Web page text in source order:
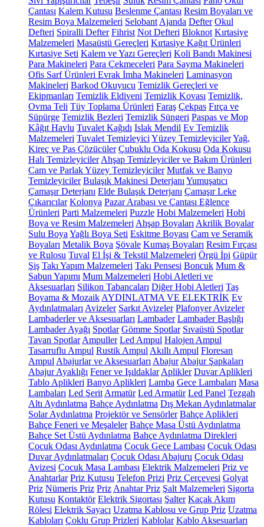
Çantası Kalem Kutusu Beslenme Çantası Resim Boyaları ve
Resim Boya Malzemeleri Selobant Ajanda Defter Okul
Defteri Spiralli Defter Fihrist Not Defteri Bloknot Kırtasiye
Malzemeleri Masaüstü Gereçleri Kırtasiye Kağıt Ürünleri
Kırtasiye Seti Kalem ve Yazı Gereçleri Koli Bandı Makinesi
Para Makineleri Para Çekmeceleri Para Sayma Makineleri
Ofis Sarf Ürünleri Evrak İmha Makineleri Laminasyon
Makineleri Barkod Okuyucu Temizlik Gereçleri ve
Ekipmanları Temizlik Eldiveni Temizlik Kovası Temizlik,
Ovma Teli Tüy Toplama Ürünleri Faraş Çekpas Fırça ve
Süpürge Temizlik Bezleri Temizlik Süngeri Paspas ve Mop
Kâğıt Havlu Tuvalet Kağıdı Islak Mendil Ev Temizlik
Malzemeleri Tuvalet Temizleyici Yüzey TemizleyicilerYağ,
Kireç ve Pas Çözücüler Çubuklu Oda Kokusu Oda Kokusu
Halı Temizleyiciler Ahşap Temizleyiciler ve Bakım Ürünleri
Cam ve Parlak Yüzey Temizleyiciler Mutfak ve Banyo
Temizleyiciler Bulaşık Makinesi Deterjanı Yumuşatıcı
Çamaşır Deterjanı Elde Bulaşık Deterjanı Çamaşır Leke
Çıkarıcılar Kolonya Pazar Arabası ve Çantası Eğlence
Ürünleri Parti Malzemeleri Puzzle Hobi Malzemeleri Hobi
Boya ve Resim Malzemeleri Ahşap Boyaları Akrilik Boyalar
Sulu Boya Yağlı Boya Seti Eskitme Boyası Cam ve Seramik
Boyaları Metalik Boya Şövale Kumaş Boyaları Resim Fırçası
ve Rulosu Tuval El İşi & Tekstil Malzemeleri Örgü İpi Güpür
Şiş Takı Yapım Malzemeleri Takı Pensesi Boncuk Mum &
Sabun Yapımı Mum Malzemeleri Hobi Aletleri ve
Aksesuarları Silikon Tabancaları Diğer Hobi Aletleri Taş
Boyama & Mozaik AYDINLATMA VE ELEKTRİK Ev
Aydınlatmaları Avizeler Sarkıt Avizeler Plafonyer Avizeler
Lambaderler ve Aksesuarları Lambader Lambader Başlığı
Lambader Ayağı Spotlar Gömme Spotlar Sıvaüstü Spotlar
Tavan Spotlar Ampuller Led Ampul Halojen Ampul
Tasarruflu Ampul Rustik Ampul Akıllı Ampul Floresan
Ampul Abajurlar ve Aksesuarları Abajur Abajur Şapkaları
Abajur Ayaklığı Fener ve Işıldaklar Aplikler Duvar Aplikleri
Tablo Aplikleri Banyo Aplikleri Lamba Gece Lambaları Masa
Lambaları Led Şerit Armatür Led Armatür Led Panel Tezgah
Altı Aydınlatma Bahçe Aydınlatma Dış Mekan Aydınlatmalar
Solar Aydınlatma Projektör ve Sensörler Bahçe Aplikleri
Bahçe Feneri ve Meşaleler Bahçe Masa Üstü Aydınlatma
Bahçe Set Üstü Aydınlatma Bahçe Aydınlatma Direkleri
Çocuk Odası Aydınlatma Çocuk Gece Lambası Çocuk Odası
Duvar Aydınlatmaları Çocuk Odası Abajuru Çocuk Odası
Avizesi Çocuk Masa Lambası Elektrik Malzemeleri Priz ve
Anahtarlar Priz Kutusu Telefon Prizi Priz Çerçevesi Golyat
Priz Nümeris Priz Priz Anahtar Priz Şalt Malzemeleri Sigorta
Kutusu Kontaktör Elektrik Sigortası Şalter Kaçak Akım
Rölesi Elektrik Sayacı Uzatma Kablosu ve Grup Priz Uzatma
Kabloları Çoklu Grup Prizleri Kablolar Kablo Aksesuarları